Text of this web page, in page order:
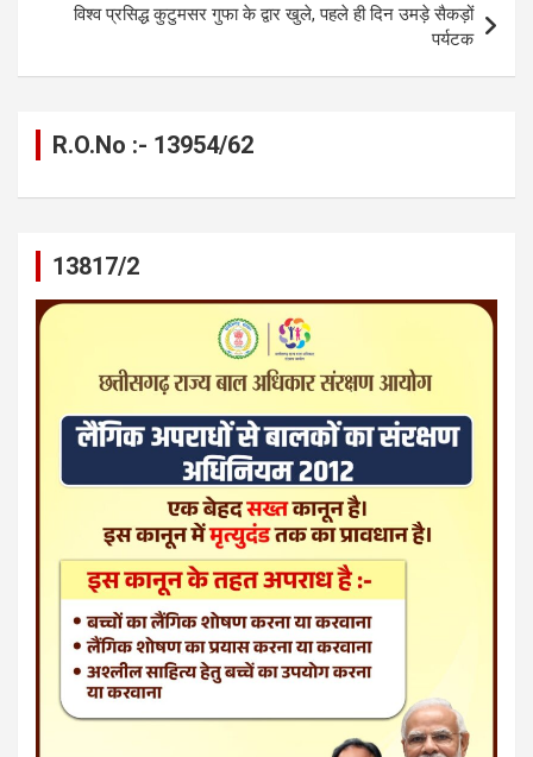
विश्व प्रसिद्ध कुटुमसर गुफा के द्वार खुले, पहले ही दिन उमड़े सैकड़ों
पर्यटक
R.O.No :- 13954/62
13817/2